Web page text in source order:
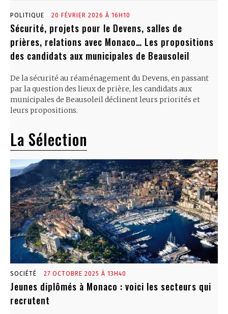
POLITIQUE 20 FÉVRIER 2026 À 16H10
Sécurité, projets pour le Devens, salles de
prières, relations avec Monaco… Les propositions
des candidats aux municipales de Beausoleil
De la sécurité au réaménagement du Devens, en passant
par la question des lieux de prière, les candidats aux
municipales de Beausoleil déclinent leurs priorités et
leurs propositions.
La Sélection
SOCIÉTÉ 27 OCTOBRE 2025 À 13H40
Jeunes diplômés à Monaco : voici les secteurs qui
recrutent